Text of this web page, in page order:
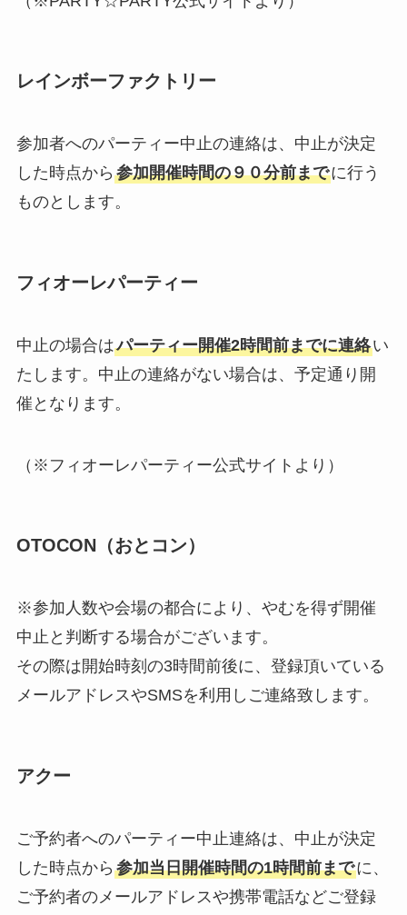
レインボーファクトリー
参加者へのパーティー中止の連絡は、中止が決定
した時点から 参加開催時間の９０分前までに行う
ものとします。
フィオーレパーティー
中止の場合はパーティー開催2時間前までに連絡い
たします。中止の連絡がない場合は、予定通り開
催となります。
（※フィオーレパーティー公式サイトより）
OTOCON（おとコン）
※参加人数や会場の都合により、やむを得ず開催
中止と判断する場合がございます。
その際は開始時刻の3時間前後に、登録頂いている
メールアドレスやSMSを利用しご連絡致します。
アクー
ご予約者へのパーティー中止連絡は、中止が決定
した時点から 参加当日開催時間の1時間前までに、
ご予約者のメールアドレスや携帯電話などご登録